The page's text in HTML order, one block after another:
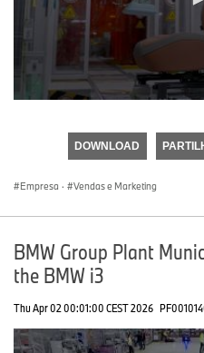
DOWNLOAD
Empresa · Vendas e Marketing
BMW Group Plant
the BMW i3
Thu Apr 02 00:01:00 CEST 2026